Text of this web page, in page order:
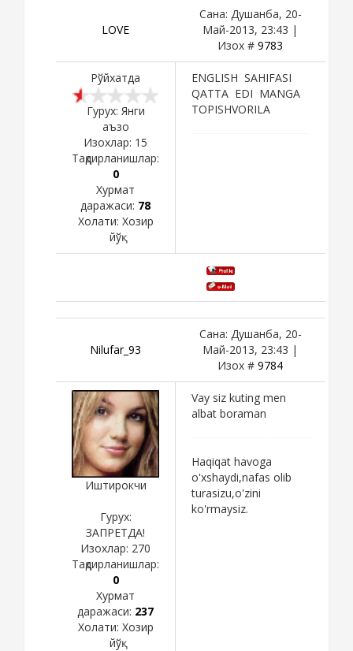
LOVE
Сана: Душанба, 20-
Май-2013, 23:43 |
Изох # 9783
Рўйхатда
Гурух: Янги
аъзо
Изохлар: 15
Тақдирланишлар:
0
Хурмат
даражаси: 78
Холати: Хозир
йўқ
ENGLISH SAHIFASI
QATTA EDI MANGA
TOPISHVORILA
Nilufar_93
Сана: Душанба, 20-
Май-2013, 23:43 |
Изох # 9784
Иштирокчи
Гурух:
ЗАПРЕТДА!
Изохлар: 270
Тақдирланишлар:
0
Хурмат
даражаси: 237
Холати: Хозир
йўқ
Vay siz kuting men
albat boraman
Haqiqat havoga
o'xshaydi,nafas olib
turasizu,o'zini
ko'rmaysiz.